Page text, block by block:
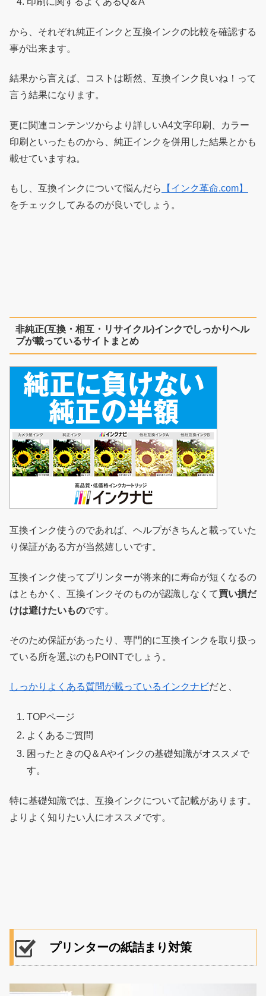
から、それぞれ純正インクと互換インクの比較を確認する
事が出来ます。
結果から言えば、コストは断然、互換インク良いね！って
言う結果になります。
更に関連コンテンツからより詳しいA4文字印刷、カラー
印刷といったものから、純正インクを併用した結果とかも
載せていますね。
もし、互換インクについて悩んだら
【インク革命.com】
をチェックしてみるのが良いでしょう。
非純正(互換・相互・リサイクル)インクでしっかりヘル
プが載っているサイトまとめ
互換インク使うのであれば、ヘルプがきちんと載っていた
り保証がある方が当然嬉しいです。
互換インク使ってプリンターが将来的に寿命が短くなるの
はともかく、互換インクそのものが認識しなくて買い損だ
けは避けたいものです。
そのため保証があったり、専門的に互換インクを取り扱っ
ている所を選ぶのもPOINTでしょう。
しっかりよくある質問が載っているインクナビだと、
TOPページ
よくあるご質問
困ったときのQ＆Aやインクの基礎知識がオススメで
す。
特に基礎知識では、互換インクについて記載があります。
よりよく知りたい人にオススメです。
プリンターの紙詰まり対策